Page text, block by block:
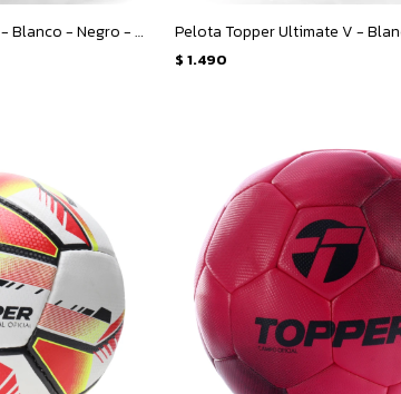
Pelota Topper Street VII - Blanco - Negro - Dorado
$ 1.490